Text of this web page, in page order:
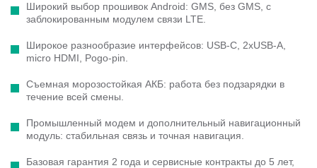
Широкий выбор прошивок Android: GMS, без GMS, с
заблокированным модулем связи LTE.
Широкое разнообразие интерфейсов: USB-C, 2xUSB-A,
micro HDMI, Pogo-pin.
Съемная морозостойкая АКБ: работа без подзарядки в
течение всей смены.
Промышленный модем и дополнительный навигационный
модуль: стабильная связь и точная навигация.
Базовая гарантия 2 года и сервисные контракты до 5 лет,